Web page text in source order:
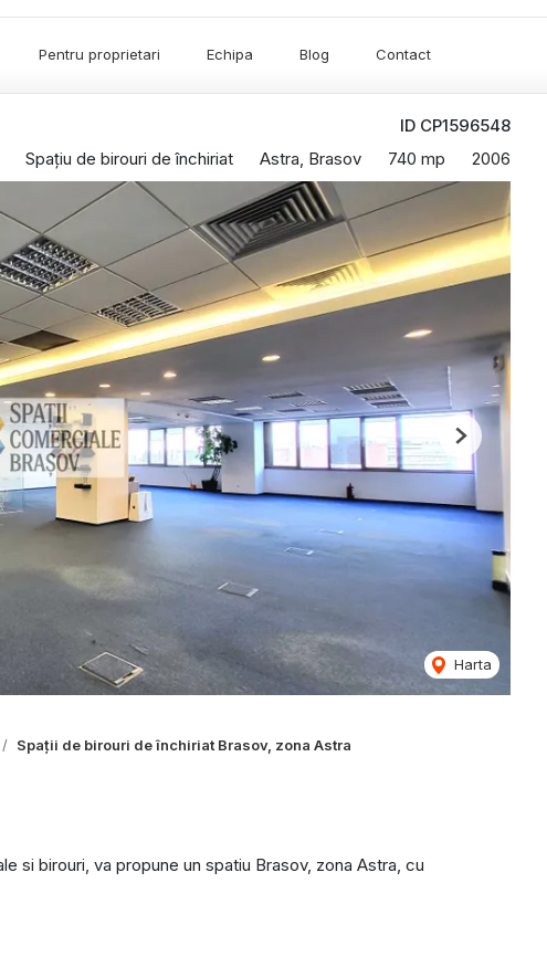
Pentru proprietari Echipa Blog Contact
ID CP1596548
Spațiu de birouri de închiriat Astra, Brasov 740 mp 2006
Harta
Next
Spații de birouri de închiriat Brasov, zona Astra
si birouri, va propune un spatiu Brasov, zona Astra, cu